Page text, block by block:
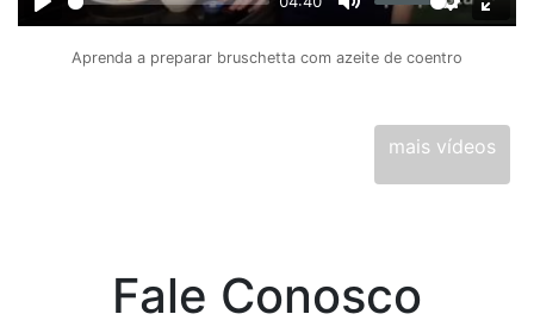
Play Mute Settings
Aprenda a preparar bruschetta com azeite de coentro
mais vídeos
Fale Conosco